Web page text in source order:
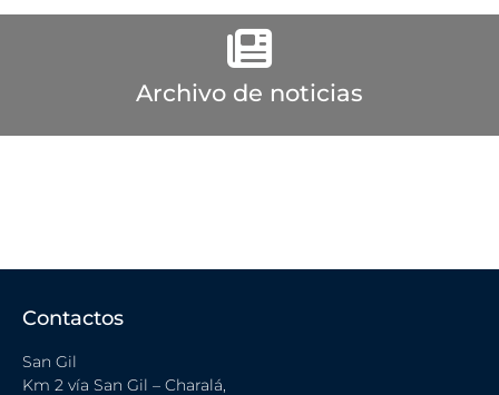
Archivo de noticias
Contactos
San Gil
Km 2 vía San Gil – Charalá,